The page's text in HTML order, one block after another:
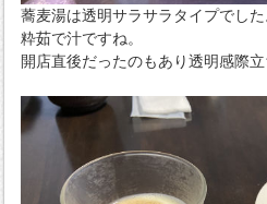
蕎麦湯は透明サラサラタイプでし
粋茹で汁ですね。
開店直後だったのもあり透明感際立